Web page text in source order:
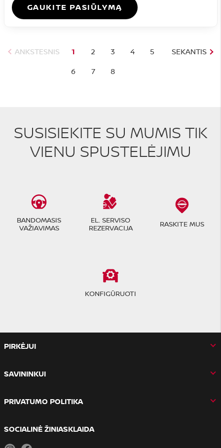
GAUKITE PASIŪLYMĄ
ANKSTESNIS SEKANTIS
1 2 3 4
5
6
7 8
SUSISIEKITE SU MUMIS TIK
VIENU SPUSTELĖJIMU
BANDOMASIS
VAŽIAVIMAS
EL. SERVISO
REZERVACIJA
RASKITE MUS
KONFIGŪRUOTI
PIRKĖJUI
SAVININKUI
PRIVATUMO POLITIKA
SOCIALINĖ ŽINIASKLAIDA